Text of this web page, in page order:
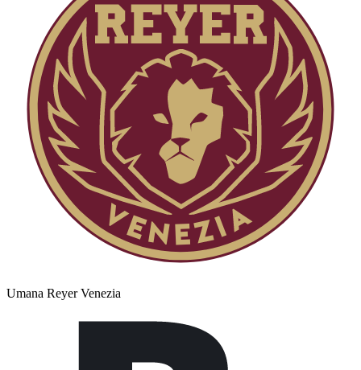
Umana Reyer Venezia